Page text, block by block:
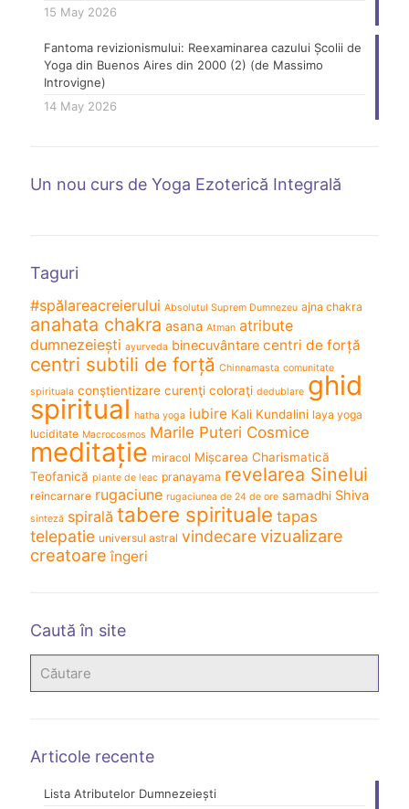
15 May 2026
Fantoma revizionismului: Reexaminarea cazului Școlii de
Yoga din Buenos Aires din 2000 (2) (de Massimo
Introvigne)
14 May 2026
Un nou curs de Yoga Ezoterică Integrală
Taguri
#spălareacreierului Absolutul Suprem Dumnezeu ajna chakra
anahata chakra asana Atman atribute
dumnezeiești ayurveda binecuvântare centri de forță
centri subtili de forță Chinnamasta comunitate
spirituala conştientizare curenţi coloraţi dedublare ghid
spiritual hatha yoga iubire Kali Kundalini laya yoga
luciditate Macrocosmos Marile Puteri Cosmice
meditație miracol Mișcarea Charismatică
Teofanică plante de leac pranayama revelarea Sinelui
reîncarnare rugaciune rugaciunea de 24 de ore samadhi Shiva
sinteză spirală tabere spirituale tapas
telepatie universul astral vindecarevizualizare
creatoare îngeri
Caută în site
Articole recente
Lista Atributelor Dumnezeiești